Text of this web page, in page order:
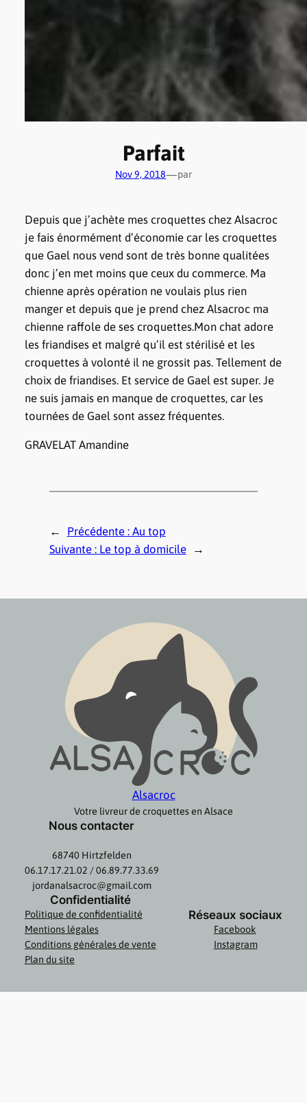
Parfait
Nov 9, 2018—par
Depuis que j’achète mes croquettes chez Alsacroc
je fais énormément d’économie car les croquettes
que Gael nous vend sont de très bonne qualitées
donc j’en met moins que ceux du commerce. Ma
chienne après opération ne voulais plus rien
manger et depuis que je prend chez Alsacroc ma
chienne raffole de ses croquettes.Mon chat adore
les friandises et malgré qu’il est stérilisé et les
croquettes à volonté il ne grossit pas. Tellement de
choix de friandises. Et service de Gael est super. Je
ne suis jamais en manque de croquettes, car les
tournées de Gael sont assez fréquentes.
GRAVELAT Amandine
← Précédente : Au top
Suivante : Le top à domicile →
Alsacroc
Votre livreur de croquettes en Alsace
Nous contacter
68740 Hirtzfelden
06.17.17.21.02 / 06.89.77.33.69
jordanalsacroc@gmail.com
Confidentialité
Politique de confidentialité
Mentions légales
Conditions générales de vente
Plan du site
Réseaux sociaux
Facebook
Instagram